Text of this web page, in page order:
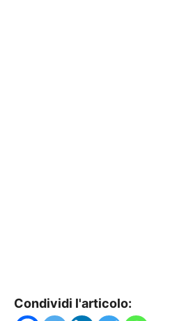
Condividi l'articolo: